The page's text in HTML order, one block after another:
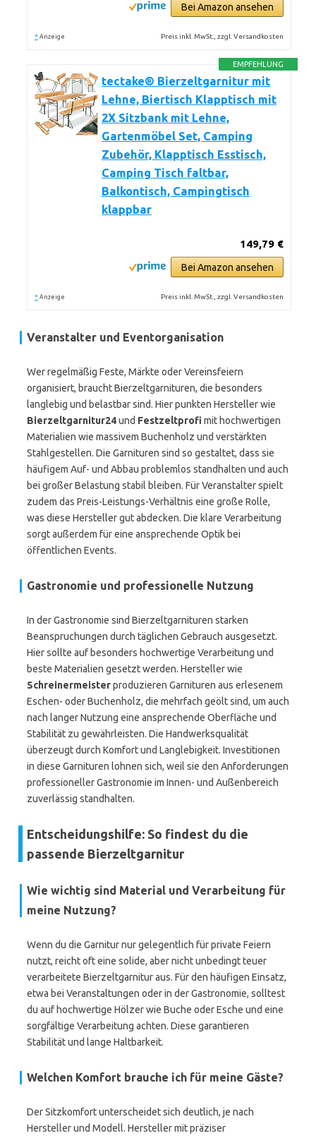
Bei Amazon ansehen
* Anzeige Preis inkl. MwSt., zzgl. Versandkosten
EMPFEHLUNG
tectake® Bierzeltgarnitur mit
Lehne, Biertisch Klapptisch mit
2X Sitzbank mit Lehne,
Gartenmöbel Set, Camping
Zubehör, Klapptisch Esstisch,
Camping Tisch faltbar,
Balkontisch, Campingtisch
klappbar
149,79 €
Bei Amazon ansehen
* Anzeige Preis inkl. MwSt., zzgl. Versandkosten
Veranstalter und Eventorganisation
Wer regelmäßig Feste, Märkte oder Vereinsfeiern
organisiert, braucht Bierzeltgarnituren, die besonders
langlebig und belastbar sind. Hier punkten Hersteller wie
Bierzeltgarnitur24und Festzeltprofi mit hochwertigen
Materialien wie massivem Buchenholz und verstärkten
Stahlgestellen. Die Garnituren sind so gestaltet, dass sie
häufigem Auf- und Abbau problemlos standhalten und auch
bei großer Belastung stabil bleiben. Für Veranstalter spielt
zudem das Preis-Leistungs-Verhältnis eine große Rolle,
was diese Hersteller gut abdecken. Die klare Verarbeitung
sorgt außerdem für eine ansprechende Optik bei
öffentlichen Events.
Gastronomie und professionelle Nutzung
In der Gastronomie sind Bierzeltgarnituren starken
Beanspruchungen durch täglichen Gebrauch ausgesetzt.
Hier sollte auf besonders hochwertige Verarbeitung und
beste Materialien gesetzt werden. Hersteller wie
Schreinermeisterproduzieren Garnituren aus erlesenem
Eschen- oder Buchenholz, die mehrfach geölt sind, um auch
nach langer Nutzung eine ansprechende Oberfläche und
Stabilität zu gewährleisten. Die Handwerksqualität
überzeugt durch Komfort und Langlebigkeit. Investitionen
in diese Garnituren lohnen sich, weil sie den Anforderungen
professioneller Gastronomie im Innen- und Außenbereich
zuverlässig standhalten.
Entscheidungshilfe: So findest du die
passende Bierzeltgarnitur
Wie wichtig sind Material und Verarbeitung für
meine Nutzung?
Wenn du die Garnitur nur gelegentlich für private Feiern
nutzt, reicht oft eine solide, aber nicht unbedingt teuer
verarbeitete Bierzeltgarnitur aus. Für den häufigen Einsatz,
etwa bei Veranstaltungen oder in der Gastronomie, solltest
du auf hochwertige Hölzer wie Buche oder Esche und eine
sorgfältige Verarbeitung achten. Diese garantieren
Stabilität und lange Haltbarkeit.
Welchen Komfort brauche ich für meine Gäste?
Der Sitzkomfort unterscheidet sich deutlich, je nach
Hersteller und Modell. Hersteller mit präziser